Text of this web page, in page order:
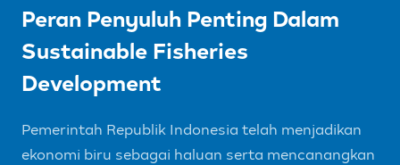
Peran Penyuluh Penting Dalam
Sustainable Fisheries
Development
Pemerintah Republik Indonesia telah menjadikan
ekonomi biru sebagai haluan serta mencanangkan